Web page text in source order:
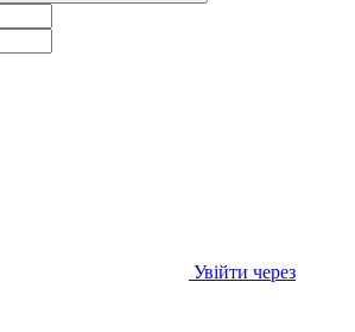
Увійти через